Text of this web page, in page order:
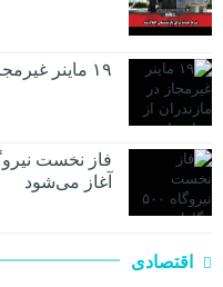
۱۹ ماینر غیرمجاز در مازندران از مدار خارج شد
آغاز می‌شود
اقتصادی